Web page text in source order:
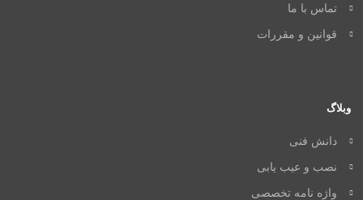
تماس با ما
قوانین و مقررات
وبلاگ
دانش فنی
نصب و عیب یابی
واژه نامه تخصصی